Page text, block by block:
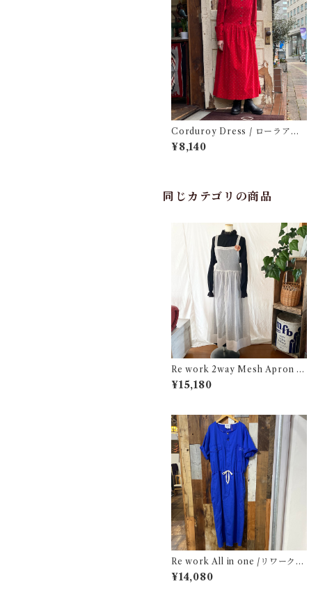
Corduroy Dress / ローラアシ
ュレイ コーデュロイ ドレス
¥8,140
同じカテゴリの商品
Re work 2way Mesh Apron D
ress /リワーク 2way メッシュ
エプロン ドレス 古着
¥15,180
Re work All in one /リワーク
オールインワン 古着
¥14,080